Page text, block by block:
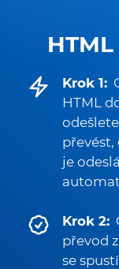
Krok 1:
HTML
je
Krok 2:
převod
se